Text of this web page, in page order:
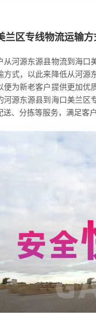
兰区专线物流运输方
从河源东源县物流到海口
方式，以此来降低从河源
便为新老客户提供更加优
河源东源县到海口美兰区
、分拣等服务，满足客